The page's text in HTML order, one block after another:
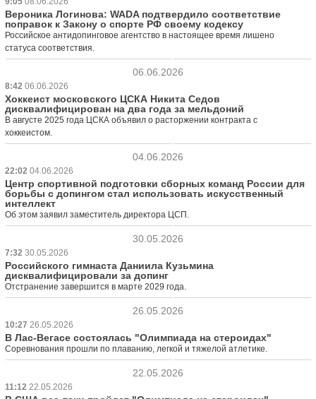
Вероника Логинова: WADA подтвердило соответствие
поправок к Закону о спорте РФ своему кодексу
Российское антидопинговое агентство в настоящее время лишено
статуса соответствия.
06.06.2026
8:42 06.06.2026
Хоккеист московского ЦСКА Никита Седов
дисквалифицирован на два года за мельдоний
В августе 2025 года ЦСКА объявил о расторжении контракта с
хоккеистом.
04.06.2026
22:02 04.06.2026
Центр спортивной подготовки сборных команд России для
борьбы с допингом стал использовать искусственный
интеллект
Об этом заявил заместитель директора ЦСП.
30.05.2026
7:32 30.05.2026
Российского гимнаста Даниила Кузьмина
дисквалифицировали за допинг
Отстранение завершится в марте 2029 года.
26.05.2026
10:27 26.05.2026
В Лас-Вегасе состоялась "Олимпиада на стероидах"
Соревнования прошли по плаванию, легкой и тяжелой атлетике.
22.05.2026
11:12 22.05.2026